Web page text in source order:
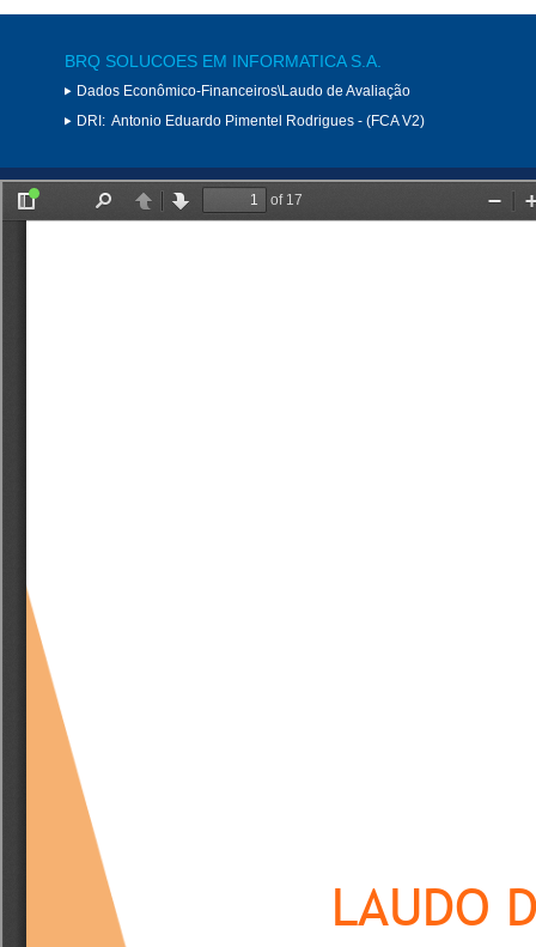
BRQ SOLUCOES EM INFORMATICA S.A.
Dados Econômico-Financeiros\Laudo de Avaliação
DRI: Antonio Eduardo Pimentel Rodrigues - (FCA V2)